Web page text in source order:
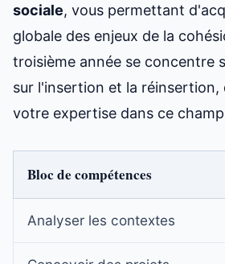
sociale, vous permettant
globale des enjeux de la
troisième année se concentre
sur l'insertion et la réinsertion,
votre expertise dans ce
Bloc de compétences
Analyser les contextes